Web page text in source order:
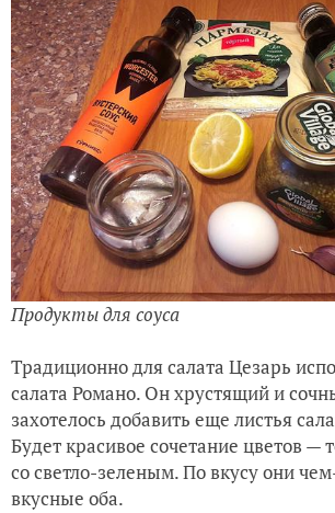
Продукты для соуса
Традиционно для салата Цезарь
салата Романо. Он хрустящий и
захотелось добавить еще листья
Будет красивое сочетание цветов —
со светло-зеленым. По вкусу они
вкусные оба.